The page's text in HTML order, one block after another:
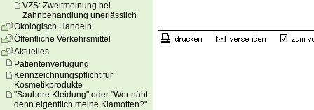
VZS: Zweitmeinung bei
Zahnbehandlung unerlässlich
Ökologisch Handeln
Öffentliche Verkehrsmittel
Aktuelles
Patientenverfügung
Kennzeichnungspflicht für
Kosmetikprodukte
"Saubere Kleidung" oder "Wer näht
denn eigentlich meine Klamotten?"